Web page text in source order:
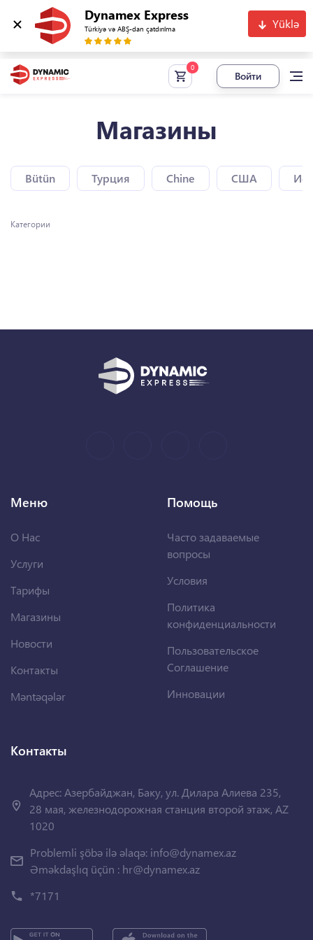
Dynamex Express
Türkiyə və ABŞ-dan çatdırılma Yüklə
Войти
Магазины
Bütün Турция Chine США
Категории
Меню
О Нас
Услуги
Тарифы
Магазины
Новости
Контакты
Məntəqələr
Помощь
Часто задаваемые
вопросы
Условия
Политика
конфиденциальности
Пользовательское
Соглашение
Инновации
Контакты
Адрес: Азербайджан, Баку, ул. Дилара Алиева 235,
28 мая, железнодорожная станция второй этаж, AZ
1020
Problemli şöbə ilə əlaqə: info@dynamex.az
Əməkdaşlıq üçün : hr@dynamex.az
*7171